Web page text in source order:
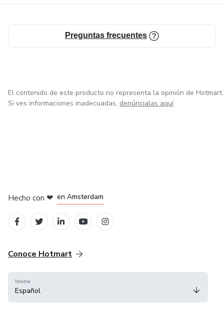
Preguntas frecuentes
El contenido de este producto no representa la opinión de Hotmart.
Si ves informaciones inadecuadas, denúncialas aquí
Hecho con ❤ en Amsterdam
Conoce Hotmart
Idioma
Español